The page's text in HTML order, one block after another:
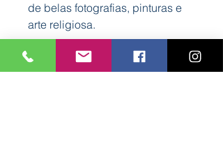
de belas fotografias, pinturas e
arte religiosa.
Características